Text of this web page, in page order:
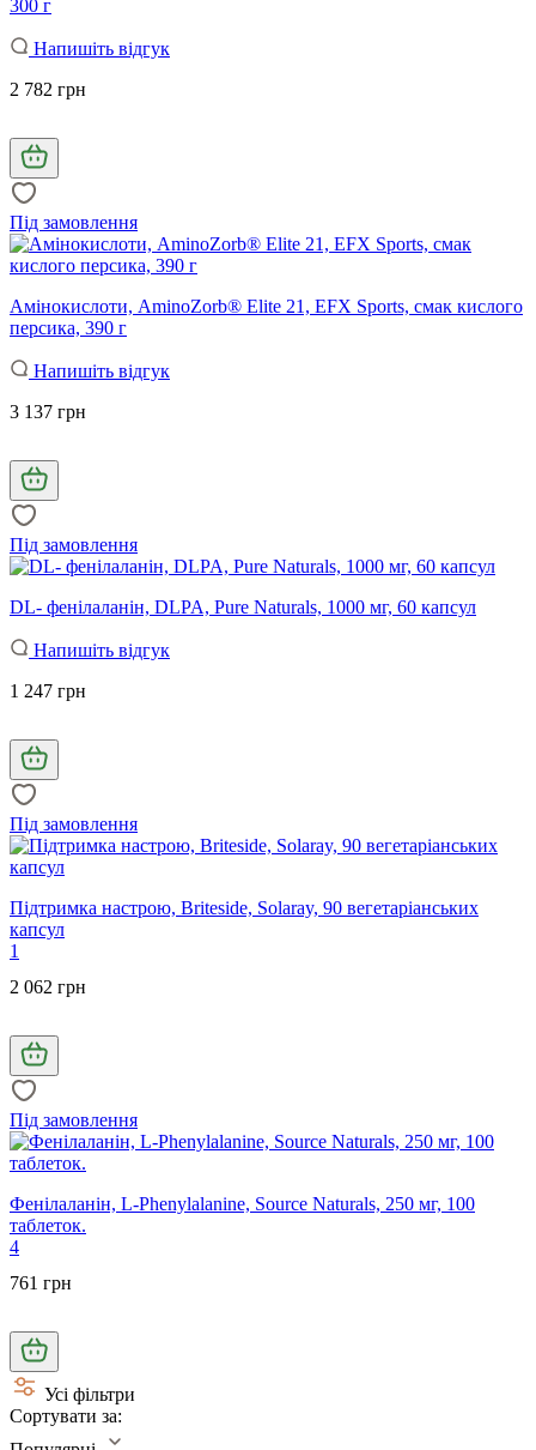
300 г
Напишіть відгук
2 782 грн
Під замовлення
Амінокислоти, AminoZorb® Elite 21, EFX Sports, смак кислого
персика, 390 г
Напишіть відгук
3 137 грн
Під замовлення
DL- фенілаланін, DLPA, Pure Naturals, 1000 мг, 60 капсул
Напишіть відгук
1 247 грн
Під замовлення
Підтримка настрою, Briteside, Solaray, 90 вегетаріанських
капсул
1
2 062 грн
Під замовлення
Фенілаланін, L-Phenylalanine, Source Naturals, 250 мг, 100
таблеток.
4
761 грн
Усі фільтри
Сортувати за: